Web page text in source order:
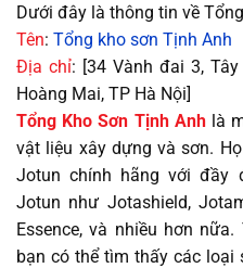
Dưới đây là thông tin về
Tên: Tổng kho sơn Tịnh Anh
Địa chỉ: [34 Vành đai 3, Tây
Hoàng Mai, TP Hà Nội]
Tổng Kho Sơn Tịnh Anh là
vật liệu xây dựng và sơn.
Jotun chính hãng với đầy
Jotun như Jotashield,
Essence, và nhiều hơn
bạn có thể tìm thấy các loại